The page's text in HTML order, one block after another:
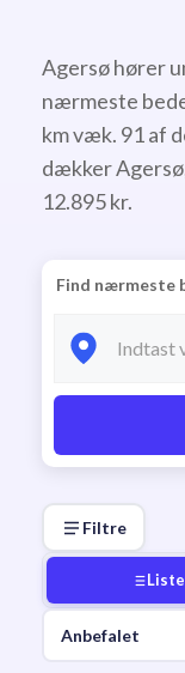
Agersø hører
nærmeste
km væk. 91 af
dækker
12.895 kr.
Find nærmeste
Filtre
Liste